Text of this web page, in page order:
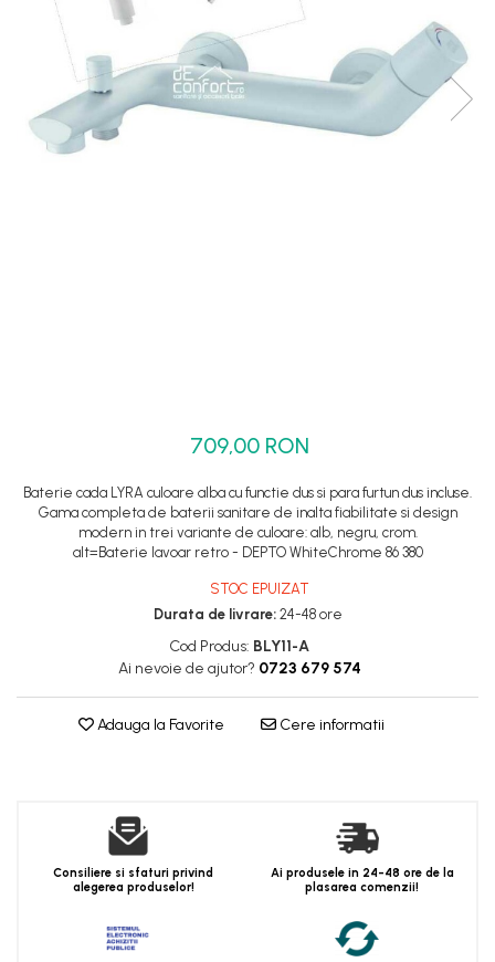
Set dus complet echipat
Suport prindere para dus
Baterie salon
Baterii bideu
Baterii cada-Coloana dus
709,00 RON
Baterie cada LYRA culoare alba cu functie dus si para furtun dus incluse.
Gama completa de baterii sanitare de inalta fiabilitate si design
modern in trei variante de culoare: alb, negru, crom.
alt=Baterie lavoar retro - DEPTO WhiteChrome 86 380
STOC EPUIZAT
Durata de livrare:24-48 ore
Cod Produs: BLY11-A
Ai nevoie de ajutor? 0723 679 574
Adauga la Favorite Cere informatii
Consiliere si sfaturi privind
alegerea produselor!
Ai produsele in 24-48 ore de la
plasarea comenzii!